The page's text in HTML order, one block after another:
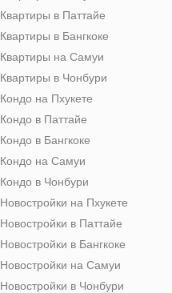
Квартиры в Паттайе
Квартиры в Бангкоке
Квартиры на Самуи
Квартиры в Чонбури
Кондо на Пхукете
Кондо в Паттайе
Кондо в Бангкоке
Кондо на Самуи
Кондо в Чонбури
Новостройки на Пхукете
Новостройки в Паттайе
Новостройки в Бангкоке
Новостройки на Самуи
Новостройки в Чонбури